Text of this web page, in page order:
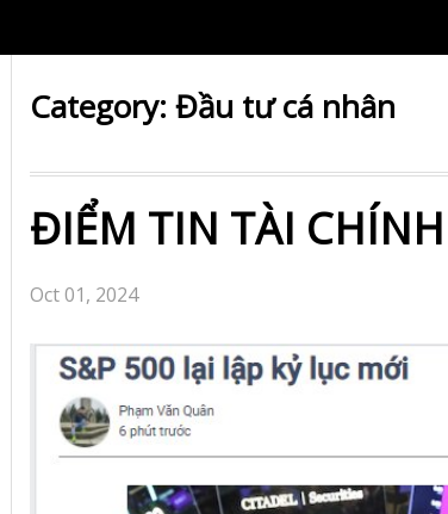
Category: Đầu tư cá nhân
ĐIỂM TIN TÀI
Oct 01, 2024